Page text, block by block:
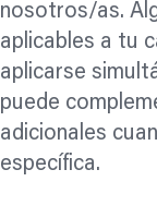
nosotros/as.
aplicables a tu
aplicarse
puede
adicionales
específica.